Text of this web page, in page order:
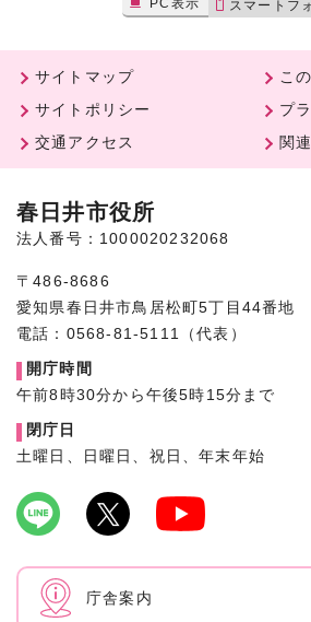
スマートフ
サイトマップ
こ
サイトポリシー
プ
交通アクセス
関
春日井市役所
法人番号：1000020232068
〒486-8686
愛知県春日井市鳥居松町5丁目44番地
電話：0568-81-5111（代表）
開庁時間
午前8時30分から午後5時15分まで
閉庁日
土曜日、日曜日、祝日、年末年始
庁舎案内